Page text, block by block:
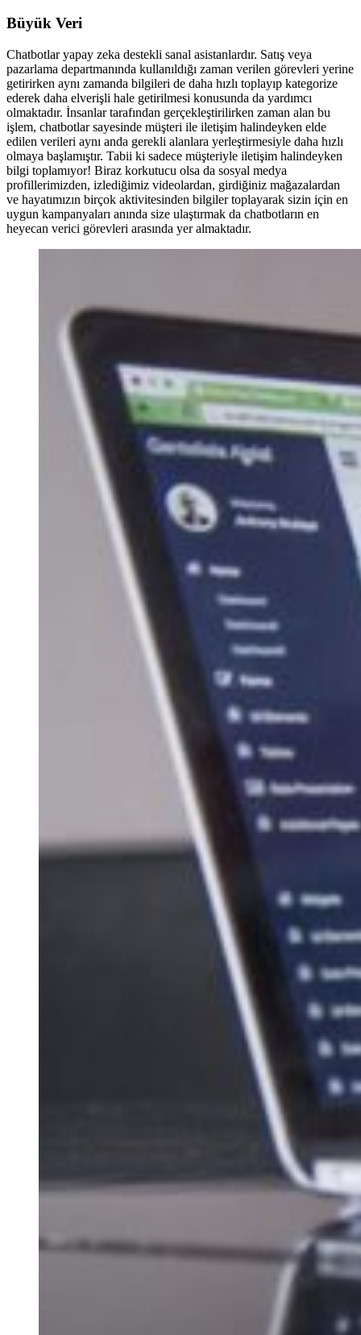
Büyük Veri
Chatbotlar yapay zeka destekli sanal asistanlardır. Satış veya
pazarlama departmanında kullanıldığı zaman verilen görevleri yerine
getirirken aynı zamanda bilgileri de daha hızlı toplayıp kategorize
ederek daha elverişli hale getirilmesi konusunda da yardımcı
olmaktadır. İnsanlar tarafından gerçekleştirilirken zaman alan bu
işlem, chatbotlar sayesinde müşteri ile iletişim halindeyken elde
edilen verileri aynı anda gerekli alanlara yerleştirmesiyle daha hızlı
olmaya başlamıştır. Tabii ki sadece müşteriyle iletişim halindeyken
bilgi toplamıyor! Biraz korkutucu olsa da sosyal medya
profillerimizden, izlediğimiz videolardan, girdiğiniz mağazalardan
ve hayatımızın birçok aktivitesinden bilgiler toplayarak sizin için en
uygun kampanyaları anında size ulaştırmak da chatbotların en
heyecan verici görevleri arasında yer almaktadır.